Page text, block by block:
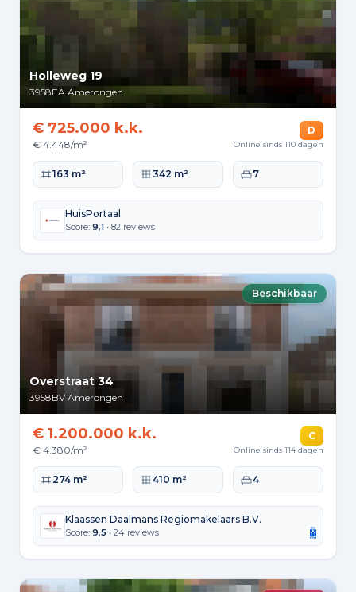
Holleweg 19
3958EA Amerongen
€ 725.000 k.k.
€ 4.448/m²
D
Online sinds 110 dagen
Woonoppervlakte
163 m² Perceeloppervlakte
342 m² Slaapkamers
7
HuisPortaal
Score: 9,1 • 82 reviews
Beschikbaar
Overstraat 34
3958BV Amerongen
€ 1.200.000 k.k.
€ 4.380/m²
C
Online sinds 114 dagen
Woonoppervlakte
274 m² Perceeloppervlakte
410 m² Slaapkamers
4
Klaassen Daalmans Regiomakelaars B.V.
Score: 9,5 • 24 reviews